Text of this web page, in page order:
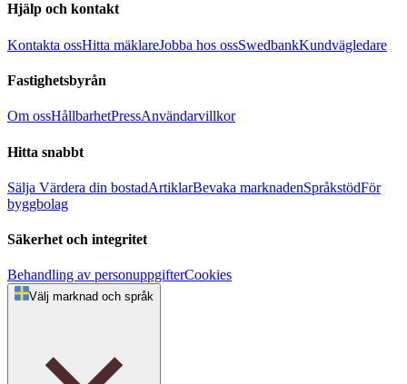
Hjälp och kontakt
Kontakta ossHitta mäklareJobba hos ossSwedbankKundvägledare
Fastighetsbyrån
Om ossHållbarhetPressAnvändarvillkor
Hitta snabbt
Sälja Värdera din bostadArtiklarBevaka marknadenSpråkstödFör
byggbolag
Säkerhet och integritet
Behandling av personuppgifterCookies
Välj marknad och språk